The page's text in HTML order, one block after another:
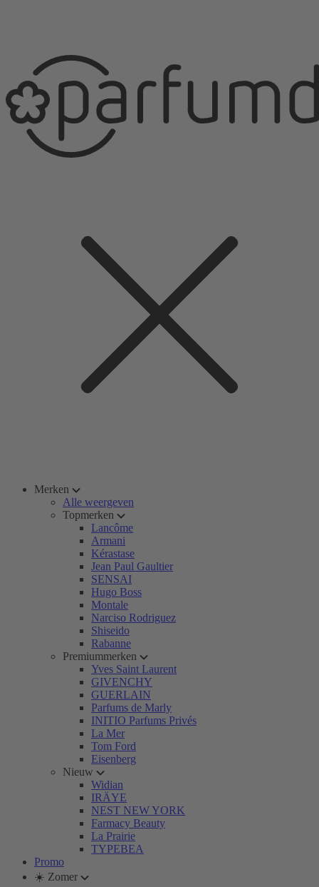
Merken
Alle weergeven
Topmerken
Lancôme
Armani
Kérastase
Jean Paul Gaultier
SENSAI
Hugo Boss
Montale
Narciso Rodriguez
Shiseido
Rabanne
Premiummerken
Yves Saint Laurent
GIVENCHY
GUERLAIN
Parfums de Marly
INITIO Parfums Privés
La Mer
Tom Ford
Eisenberg
Nieuw
Widian
IRÄYE
NEST NEW YORK
Farmacy Beauty
La Prairie
TYPEBEA
Promo
☀️ Zomer